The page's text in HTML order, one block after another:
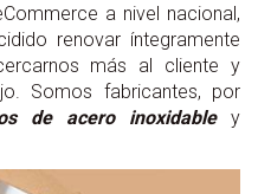
a nivel nacional,
renovar íntegramente
más al cliente y
Somos fabricantes, por
de acero inoxidabley